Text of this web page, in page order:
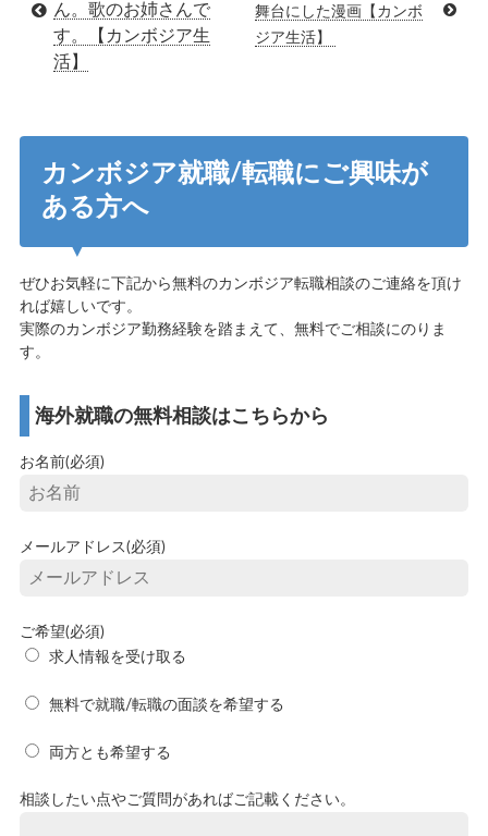
ん。歌のお姉さんで
す。【カンボジア生
活】
舞台にした漫画【カンボ
ジア生活】
カンボジア就職/転職にご興味が
ある方へ
ぜひお気軽に下記から無料のカンボジア転職相談のご連絡を頂け
れば嬉しいです。
実際のカンボジア勤務経験を踏まえて、無料でご相談にのりま
す。
海外就職の無料相談はこちらから
お名前(必須)
メールアドレス(必須)
ご希望(必須)
求人情報を受け取る
無料で就職/転職の面談を希望する
両方とも希望する
相談したい点やご質問があればご記載ください。